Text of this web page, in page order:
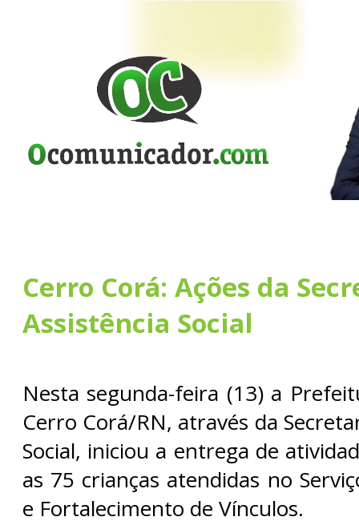
Cerro Corá: Ações da
Assistência Social
Nesta segunda-feira (13) a
Cerro Corá/RN, através da
Social, iniciou a entrega de
as 75 crianças atendidas no
e Fortalecimento de Vínculos.